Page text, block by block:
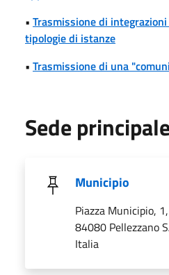
• Trasmissione di
tipologie di istanze
• Trasmissione di una
Sede
Municipio
Piazza Municipio, 1,
84080 Pellezzano
Italia